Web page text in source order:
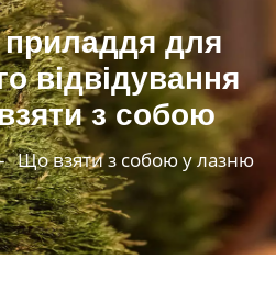
приладдя для
відвідування
з собою
Що взяти з собою у лазню